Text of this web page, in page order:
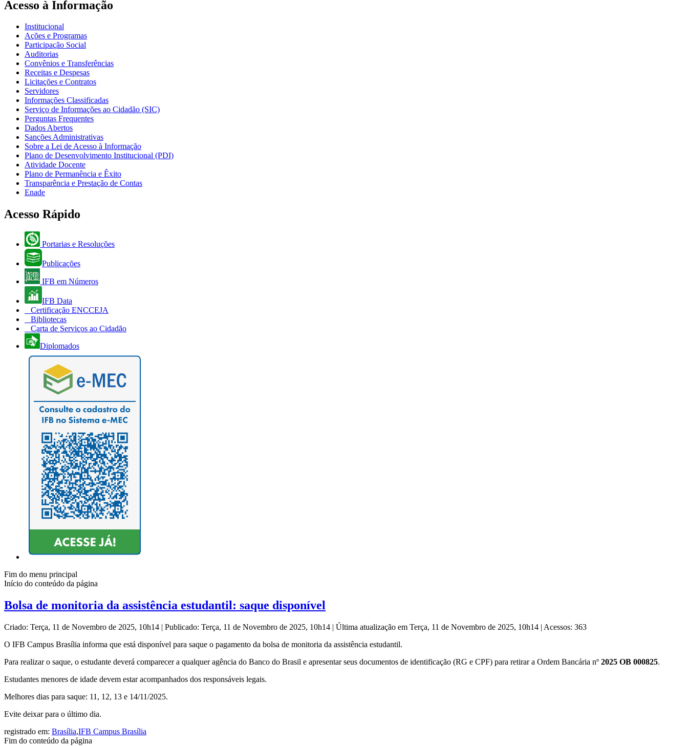
Acesso à Informação
Institucional
Ações e Programas
Participação Social
Auditorias
Convênios e Transferências
Receitas e Despesas
Licitações e Contratos
Servidores
Informações Classificadas
Serviço de Informações ao Cidadão (SIC)
Perguntas Frequentes
Dados Abertos
Sanções Administrativas
Sobre a Lei de Acesso à Informação
Plano de Desenvolvimento Institucional (PDI)
Atividade Docente
Plano de Permanência e Êxito
Transparência e Prestação de Contas
Enade
Acesso Rápido
Portarias e Resoluções
Publicações
IFB em Números
IFB Data
Certificação ENCCEJA
Bibliotecas
Carta de Serviços ao Cidadão
Diplomados
Fim do menu principal
Início do conteúdo da página
Bolsa de monitoria da assistência estudantil: saque disponível
Criado: Terça, 11 de Novembro de 2025, 10h14 | Publicado: Terça, 11 de Novembro de 2025, 10h14 | Última atualização em Terça, 11 de Novembro de 2025, 10h14 | Acessos: 363
O IFB Campus Brasília informa que está disponível para saque o pagamento da bolsa de monitoria da assistência estudantil.
Para realizar o saque, o estudante deverá comparecer a qualquer agência do Banco do Brasil e apresentar seus documentos de identificação (RG e CPF) para retirar a Ordem Bancária nº 2025 OB 000825.
Estudantes menores de idade devem estar acompanhados dos responsáveis legais.
Melhores dias para saque: 11, 12, 13 e 14/11/2025.
Evite deixar para o último dia.
registrado em: Brasília,IFB Campus Brasília
Fim do conteúdo da página